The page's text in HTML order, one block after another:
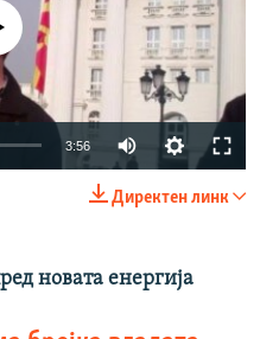
available
3:56
Директен линк
новата енергија